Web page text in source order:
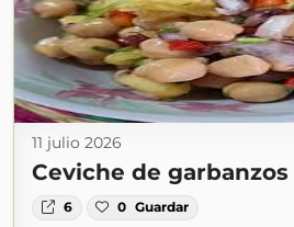
11 julio 2026
Ceviche de garbanzos
6 0 Guardar